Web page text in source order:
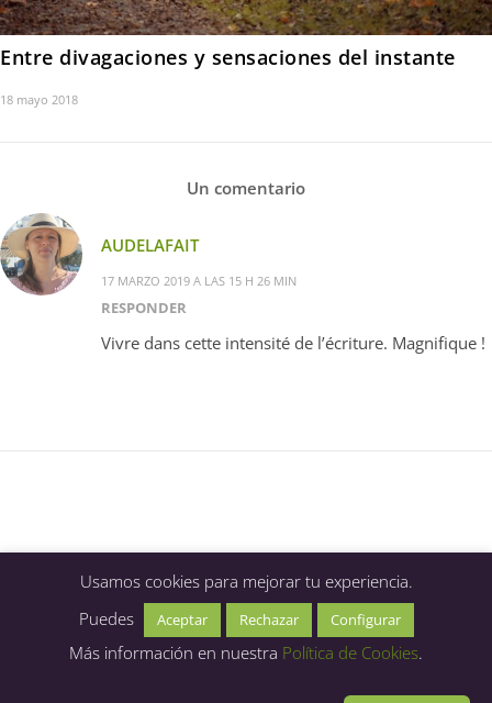
Entre divagaciones y sensaciones del instante
18 mayo 2018
Un comentario
AUDELAFAIT
17 MARZO 2019 A LAS 15 H 26 MIN
RESPONDER
Vivre dans cette intensité de l’écriture. Magnifique !
Usamos cookies para mejorar tu experiencia.
Puedes
Aceptar Rechazar Configurar
Más información en nuestra Política de Cookies.